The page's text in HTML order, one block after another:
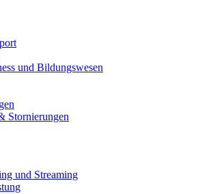
und Bildungswesen
Stornierungen
und Streaming